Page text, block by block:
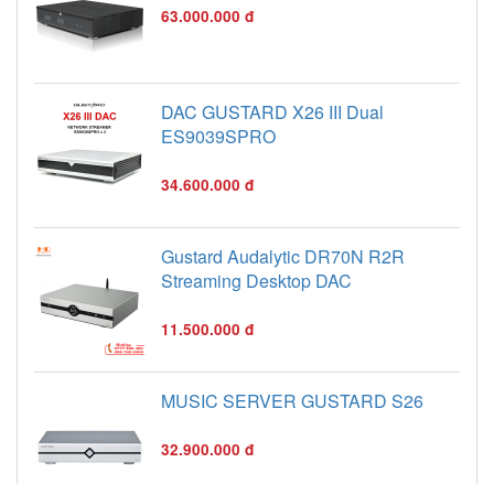
63.000.000 đ
DAC GUSTARD X26 III Dual
ES9039SPRO
34.600.000 đ
Gustard Audalytic DR70N R2R
Streaming Desktop DAC
11.500.000 đ
MUSIC SERVER GUSTARD S26
32.900.000 đ